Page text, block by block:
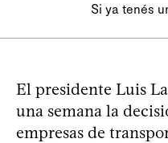
Si ya tenés
El presidente Luis
una semana la
empresas de